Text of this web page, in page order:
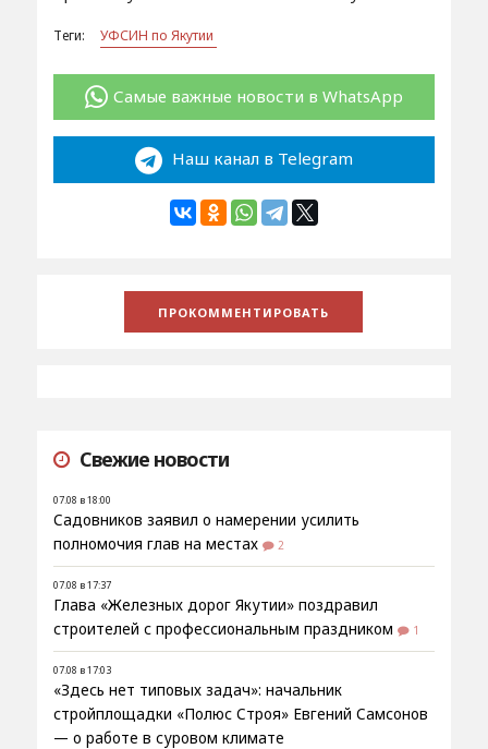
Теги: УФСИН по Якутии
Самые важные новости в WhatsApp
Наш канал в Telegram
Свежие новости
07.08 в 18:00
Садовников заявил о намерении усилить
полномочия глав на местах
2
07.08 в 17:37
Глава «Железных дорог Якутии» поздравил
строителей с профессиональным праздником
1
07.08 в 17:03
«Здесь нет типовых задач»: начальник
стройплощадки «Полюс Строя» Евгений Самсонов
— о работе в суровом климате